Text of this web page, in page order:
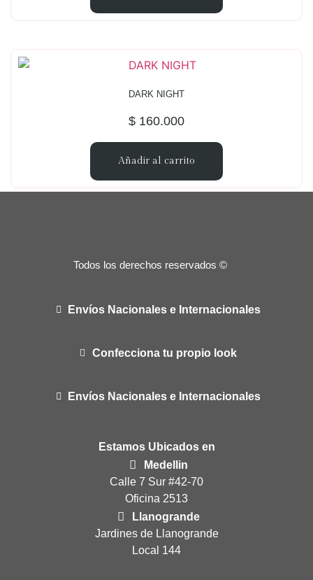
DARK NIGHT
$160.000
Añadir al carrito
Todos los derechos reservados ©
Envíos Nacionales e Internacionales
Confecciona tu propio look
Envíos Nacionales e Internacionales
Estamos Ubicados en
Medellin
Calle 7 Sur #42-70
Oficina 2513
Llanogrande
Jardines de Llanogrande
Local 144